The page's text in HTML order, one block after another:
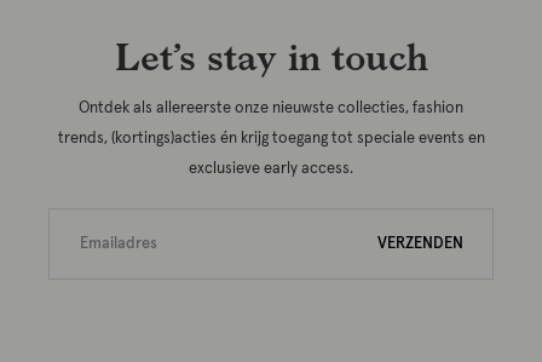
Let’s stay in touch
Ontdek als allereerste onze nieuwste collecties, fashion
trends, (kortings)acties én krijg toegang tot speciale events en
exclusieve early access.
VERZENDEN